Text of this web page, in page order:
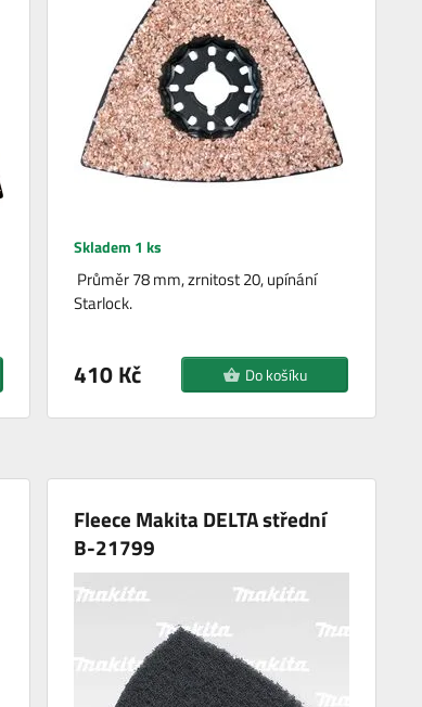
Skladem 1 ks
Průměr 78 mm, zrnitost 20, upínání
Starlock.
410 Kč Do košíku
Fleece Makita DELTA střední
B-21799